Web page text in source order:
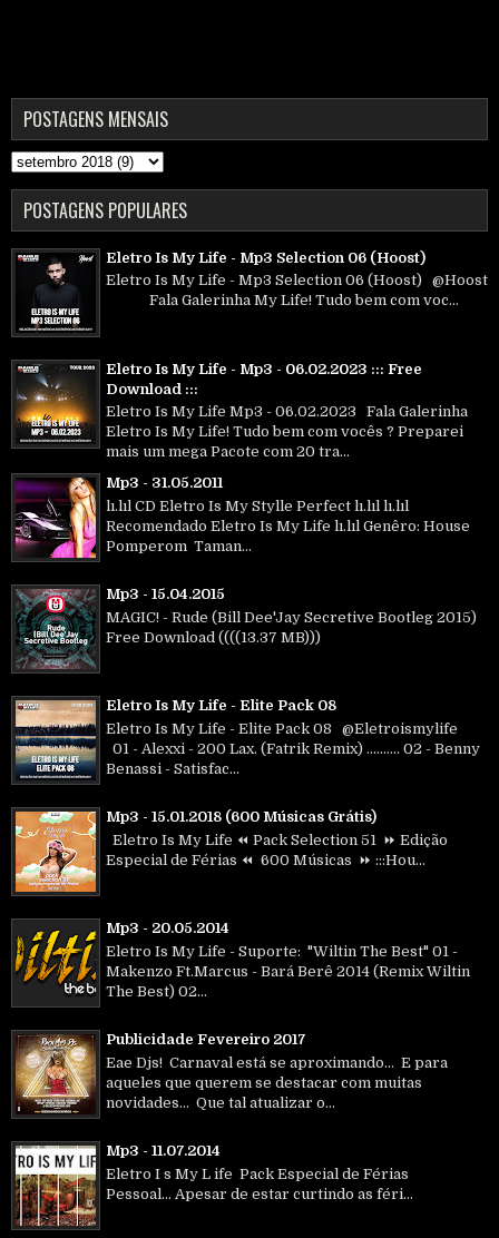
POSTAGENS MENSAIS
POSTAGENS POPULARES
Eletro Is My Life - Mp3 Selection 06 (Hoost)
Eletro Is My Life - Mp3 Selection 06 (Hoost) @Hoost
Fala Galerinha My Life! Tudo bem com voc...
Eletro Is My Life - Mp3 - 06.02.2023 ::: Free
Download :::
Eletro Is My Life Mp3 - 06.02.2023 Fala Galerinha
Eletro Is My Life! Tudo bem com vocês ? Preparei
mais um mega Pacote com 20 tra...
Mp3 - 31.05.2011
lı.lıl CD Eletro Is My Stylle Perfect lı.lıl lı.lıl
Recomendado Eletro Is My Life lı.lıl Genêro: House
Pomperom Taman...
Mp3 - 15.04.2015
MAGIC! - Rude (Bill Dee'Jay Secretive Bootleg 2015)
Free Download ((((13.37 MB)))
Eletro Is My Life - Elite Pack 08
Eletro Is My Life - Elite Pack 08 @Eletroismylife
01 - Alexxi - 200 Lax. (Fatrik Remix) .......... 02 - Benny
Benassi - Satisfac...
Mp3 - 15.01.2018 (600 Músicas Grátis)
Eletro Is My Life ⏪ Pack Selection 51 ⏩ Edição
Especial de Férias ⏪ 600 Músicas ⏩ :::Hou...
Mp3 - 20.05.2014
Eletro Is My Life - Suporte: "Wiltin The Best" 01 -
Makenzo Ft.Marcus - Bará Berê 2014 (Remix Wiltin
The Best) 02...
Publicidade Fevereiro 2017
Eae Djs! Carnaval está se aproximando... E para
aqueles que querem se destacar com muitas
novidades... Que tal atualizar o...
Mp3 - 11.07.2014
Eletro I s My L ife Pack Especial de Férias
Pessoal... Apesar de estar curtindo as féri...